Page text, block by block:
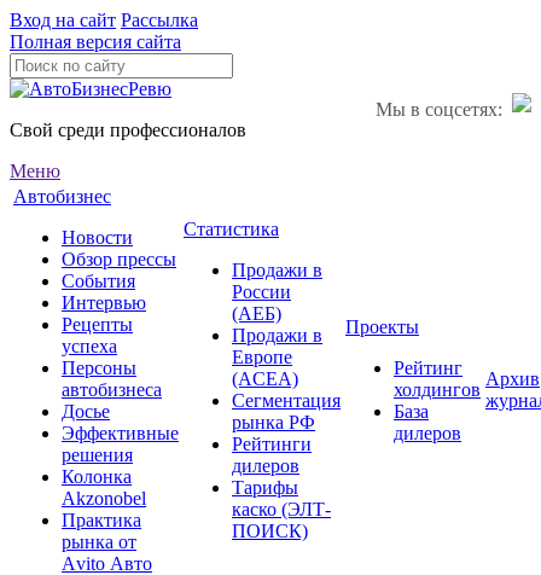
Вход на сайт Рассылка
Полная версия сайта
Мы в соцсетях:
Свой среди профессионалов
Меню
Автобизнес
Новости
Обзор прессы
События
Интервью
Рецепты
успеха
Персоны
автобизнеса
Досье
Эффективные
решения
Колонка
Akzonobel
Практика
рынка от
Аvito Авто
Статистика
Продажи в
России
(АЕБ)
Продажи в
Европе
(ACEA)
Сегментация
рынка РФ
Рейтинги
дилеров
Тарифы
каско (ЭЛТ-
ПОИСК)
Проекты
Рейтинг
холдингов
База
дилеров
Архив